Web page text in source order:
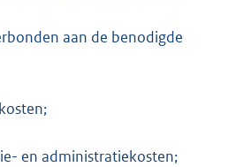
aan de benodigde
en administratiekosten;